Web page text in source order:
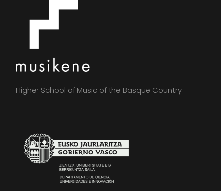
Higher School of Music of the Basque Country